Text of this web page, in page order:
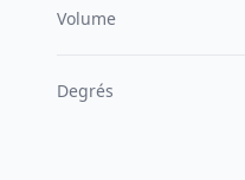
Volume
Degrés